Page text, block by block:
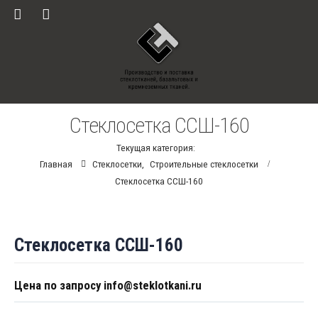
Стеклосетка ССШ-160
Текущая категория:
Главная
Стеклосетки
Строительные стеклосетки
Стеклосетка ССШ-160
Стеклосетка ССШ-160
Цена по запросу info@steklotkani.ru